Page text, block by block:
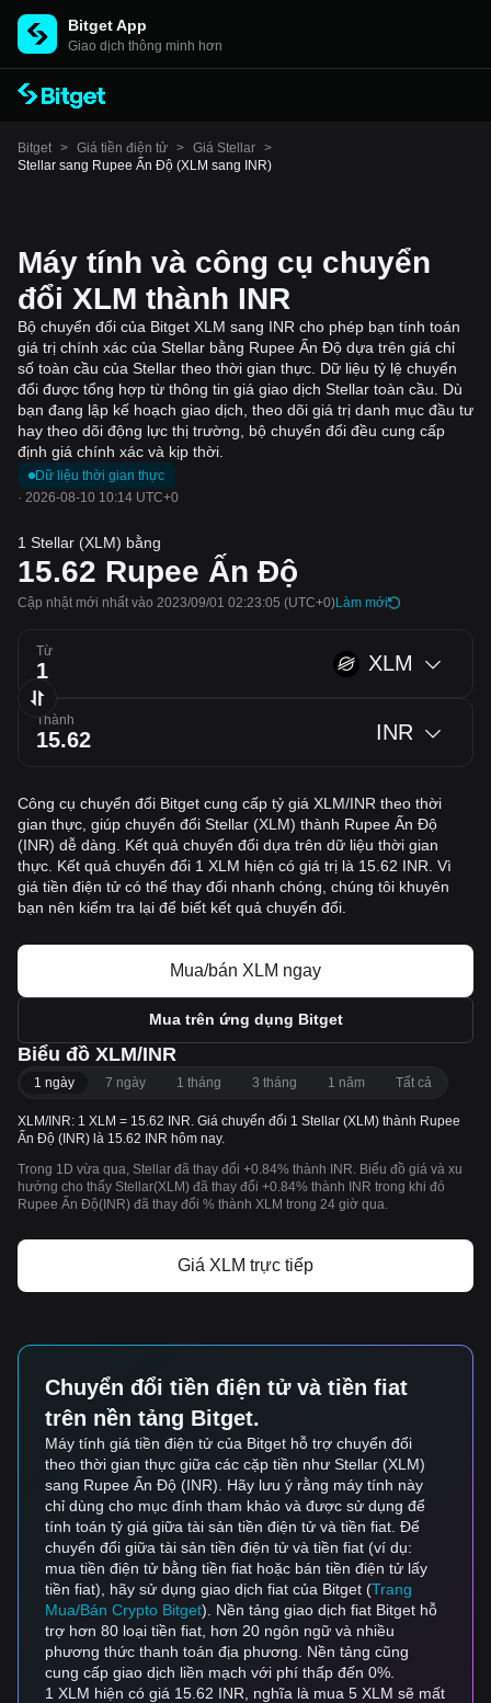
Bitget App
Giao dịch thông minh hơn
Bitget > Giá tiền điện tử > Giá Stellar >
Stellar sang Rupee Ấn Độ (XLM sang INR)
Máy tính và công cụ chuyển
đổi XLM thành INR
Bộ chuyển đổi của Bitget XLM sang INR cho phép bạn tính toán
giá trị chính xác của Stellar bằng Rupee Ấn Độ dựa trên giá chỉ
số toàn cầu của Stellar theo thời gian thực. Dữ liệu tỷ lệ chuyển
đổi được tổng hợp từ thông tin giá giao dịch Stellar toàn cầu. Dù
bạn đang lập kế hoạch giao dịch, theo dõi giá trị danh mục đầu tư
hay theo dõi động lực thị trường, bộ chuyển đổi đều cung cấp
định giá chính xác và kịp thời.
Dữ liệu thời gian thực
· 2026-08-10 10:14 UTC+0
1 Stellar (XLM) bằng
15.62 Rupee Ấn Độ
Cập nhật mới nhất vào 2023/09/01 02:23:05 (UTC+0)‌Làm mới
Từ XLM
Thành INR
Công cụ chuyển đổi Bitget cung cấp tỷ giá XLM/INR theo thời
gian thực, giúp chuyển đổi Stellar (XLM) thành Rupee Ấn Độ
(INR) dễ dàng. Kết quả chuyển đổi dựa trên dữ liệu thời gian
thực. Kết quả chuyển đổi 1 XLM hiện có giá trị là 15.62 INR. Vì
giá tiền điện tử có thể thay đổi nhanh chóng, chúng tôi khuyên
bạn nên kiểm tra lại để biết kết quả chuyển đổi.
Mua/bán XLM ngay
Mua trên ứng dụng Bitget
Biểu đồ XLM/INR
1 ngày 7 ngày 1 tháng 3 tháng 1 năm Tất cả
XLM/INR: 1 XLM = 15.62 INR. Giá chuyển đổi 1 Stellar (XLM) thành Rupee
Ấn Độ (INR) là 15.62 INR hôm nay.
Trong 1D vừa qua, Stellar đã thay đổi +0.84% thành INR. Biểu đồ giá và xu
hướng cho thấy Stellar(XLM) đã thay đổi +0.84% thành INR trong khi đó
Rupee Ấn Độ(INR) đã thay đổi % thành XLM trong 24 giờ qua.
Giá XLM trực tiếp
Chuyển đổi tiền điện tử và tiền fiat
trên nền tảng Bitget.
Máy tính giá tiền điện tử của Bitget hỗ trợ chuyển đổi
theo thời gian thực giữa các cặp tiền như Stellar (XLM)
sang Rupee Ấn Độ (INR). Hãy lưu ý rằng máy tính này
chỉ dùng cho mục đính tham khảo và được sử dụng để
tính toán tỷ giá giữa tài sản tiền điện tử và tiền fiat. Để
chuyển đổi giữa tài sản tiền điện tử và tiền fiat (ví dụ:
mua tiền điện tử bằng tiền fiat hoặc bán tiền điện tử lấy
tiền fiat), hãy sử dụng giao dịch fiat của Bitget (Trang
Mua/Bán Crypto Bitget). Nền tảng giao dịch fiat Bitget hỗ
trợ hơn 80 loại tiền fiat, hơn 20 ngôn ngữ và nhiều
phương thức thanh toán địa phương. Nền tảng cũng
cung cấp giao dịch liền mạch với phí thấp đến 0%.
1 XLM hiện có giá 15.62 INR, nghĩa là mua 5 XLM sẽ mất